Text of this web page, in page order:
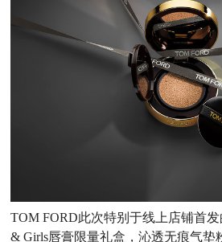
TOM FORD此次特别于线上店铺首
& Girls唇膏限量礼盒，沁透无痕气垫